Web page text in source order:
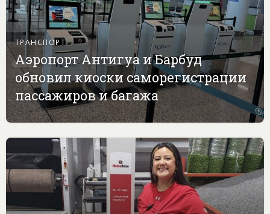
ТРАНСПОРТ
Аэропорт Антигуа и Барбуд
обновил киоски саморегистрации
пассажиров и багажа